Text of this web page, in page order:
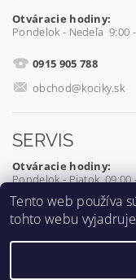
Otváracie hodiny:
Pondelok - Nedeľa 9:00
0915 905 788
obchod@kociky.sk
SERVIS
Otváracie hodiny:
Pondelok - Piatok 09:00
0905 539 927
Tento web používa
tohto webu